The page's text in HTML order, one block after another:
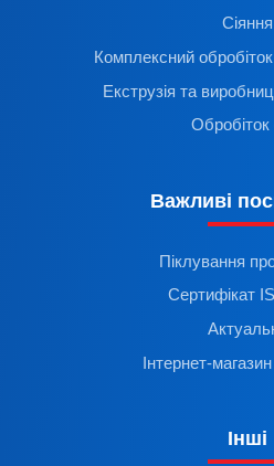
Сіяння
Комплексний обробіток
Екструзія та
Обробіток
Важливі
Піклування
Сертифікат
Інтернет-
Інші